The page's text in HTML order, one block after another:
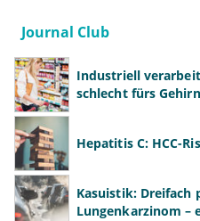
Journal Club
Industriell
schlecht fürs Gehirn
Hepatitis C: HCC-
Kasuistik: Dreifach
Lungenkarzinom –